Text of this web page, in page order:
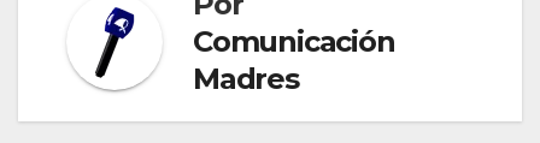
Comunicación
Madres